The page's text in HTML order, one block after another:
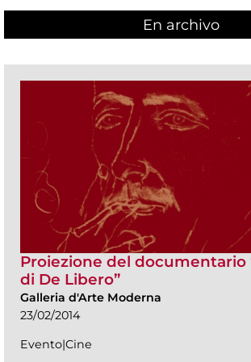
En archivo
Proiezione del documentario
di De Libero”
Galleria d'Arte Moderna
23/02/2014
Evento|Cine